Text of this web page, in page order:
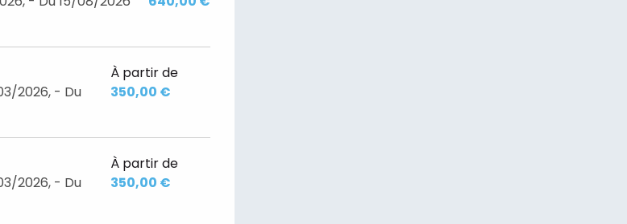
2026, - Du
À partir de
350,00 €
2026, - Du
À partir de
350,00 €